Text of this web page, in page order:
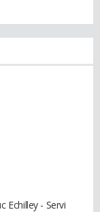
Echilley - Servi